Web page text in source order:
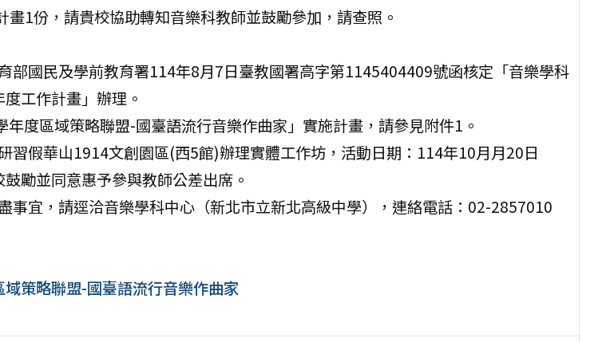
畫1份，請貴校協助轉知音樂科教師並鼓勵參加，請查照。
部國民及學前教育署114年8月7日臺教國署高字第1145404409號函核定「音樂學科
工作計畫」辦理。
年度區域策略聯盟-國臺語流行音樂作曲家」實施計畫，請參見附件1。
習假華山1914文創園區(西5館)辦理實體工作坊，活動日期：114年10月月20日
勵並同意惠予參與教師公差出席。
事宜，請逕洽音樂學科中心（新北市立新北高級中學），連絡電話：02-2857010
域策略聯盟-國臺語流行音樂作曲家